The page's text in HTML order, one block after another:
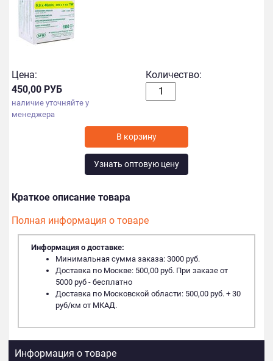
Цена:
450,00 РУБ
наличие уточняйте у
менеджера
Количество:
Узнать оптовую цену
Краткое описание товара
Полная информация о товаре
Информация о доставке:
Минимальная сумма заказа: 3000 руб.
Доставка по Москве: 500,00 руб. При заказе от
5000 руб - бесплатно
Доставка по Московской области: 500,00 руб. + 30
руб/км от МКАД.
Информация о товаре